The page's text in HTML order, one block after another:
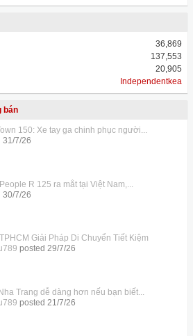
36,869
137,553
20,905
Independentkea
bán
150: Xe tay ga chinh phục người...
31/7/26
R 125 ra mắt tại Việt Nam,...
30/7/26
Giải Pháp Di Chuyển Tiết Kiệm
posted 29/7/26
Trang dễ dàng hơn nếu bạn biết...
posted 21/7/26